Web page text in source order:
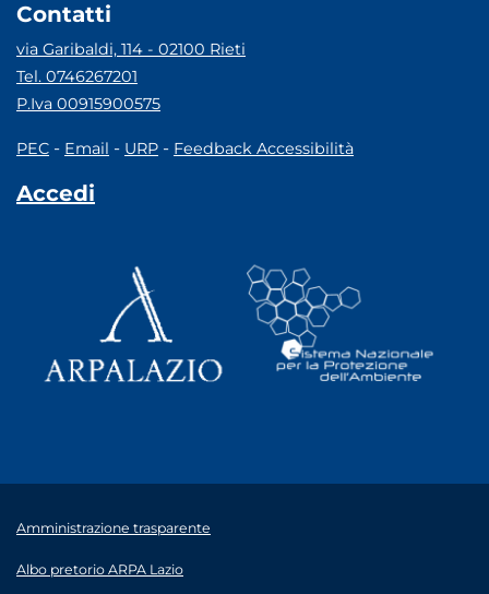
Contatti
via Garibaldi, 114 - 02100 Rieti
Tel. 0746267201
P.Iva 00915900575
PEC - Email - URP - Feedback Accessibilità
Accedi
Amministrazione trasparente
Albo pretorio ARPA Lazio